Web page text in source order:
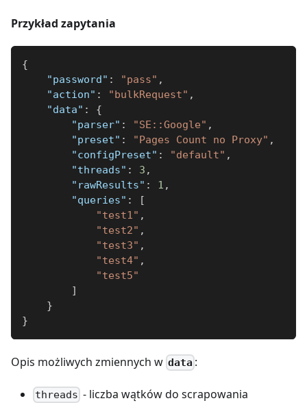
Przykład zapytania
{
"password" : "pass" ,
"action" : "bulkRequest" ,
"data" :
{
"parser" : "SE::Google" ,
"preset" : "Pages Count no Proxy" ,
"configPreset" : "default" ,
"threads" : 3 ,
"rawResults" : 1 ,
"queries" :
[
"test1" ,
"test2" ,
"test3" ,
"test4" ,
"test5"
]
}
}
Opis możliwych zmiennych w data :
threads - liczba wątków do scrapowania